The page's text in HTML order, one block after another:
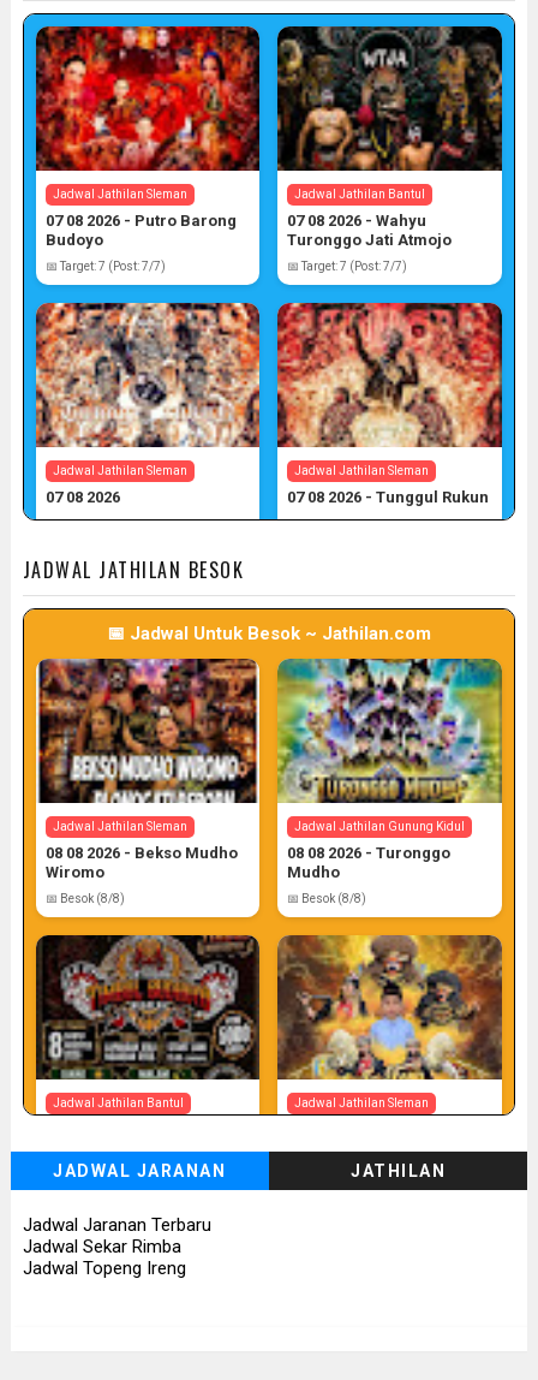
Jadwal Jathilan Sleman
07 08 2026 - Putro Barong
Budoyo
📅 Target: 7 (Post: 7/7)
Jadwal Jathilan Bantul
07 08 2026 - Wahyu
Turonggo Jati Atmojo
📅 Target: 7 (Post: 7/7)
Jadwal Jathilan Sleman
07 08 2026
Jadwal Jathilan Sleman
07 08 2026 - Tunggul Rukun
JADWAL JATHILAN BESOK
📅 Jadwal Untuk Besok ~ Jathilan.com
Jadwal Jathilan Sleman
08 08 2026 - Bekso Mudho
Wiromo
📅 Besok (8/8)
Jadwal Jathilan Gunung Kidul
08 08 2026 - Turonggo
Mudho
📅 Besok (8/8)
Jadwal Jathilan Bantul
Budhoyo
📅 Besok (8/8)
Jadwal Jathilan Sleman
Mudho Budoyo
📅 Besok (8/8)
JADWAL JARANAN JATHILAN
Jadwal Jaranan Terbaru
Jadwal Sekar Rimba
Jadwal Topeng Ireng